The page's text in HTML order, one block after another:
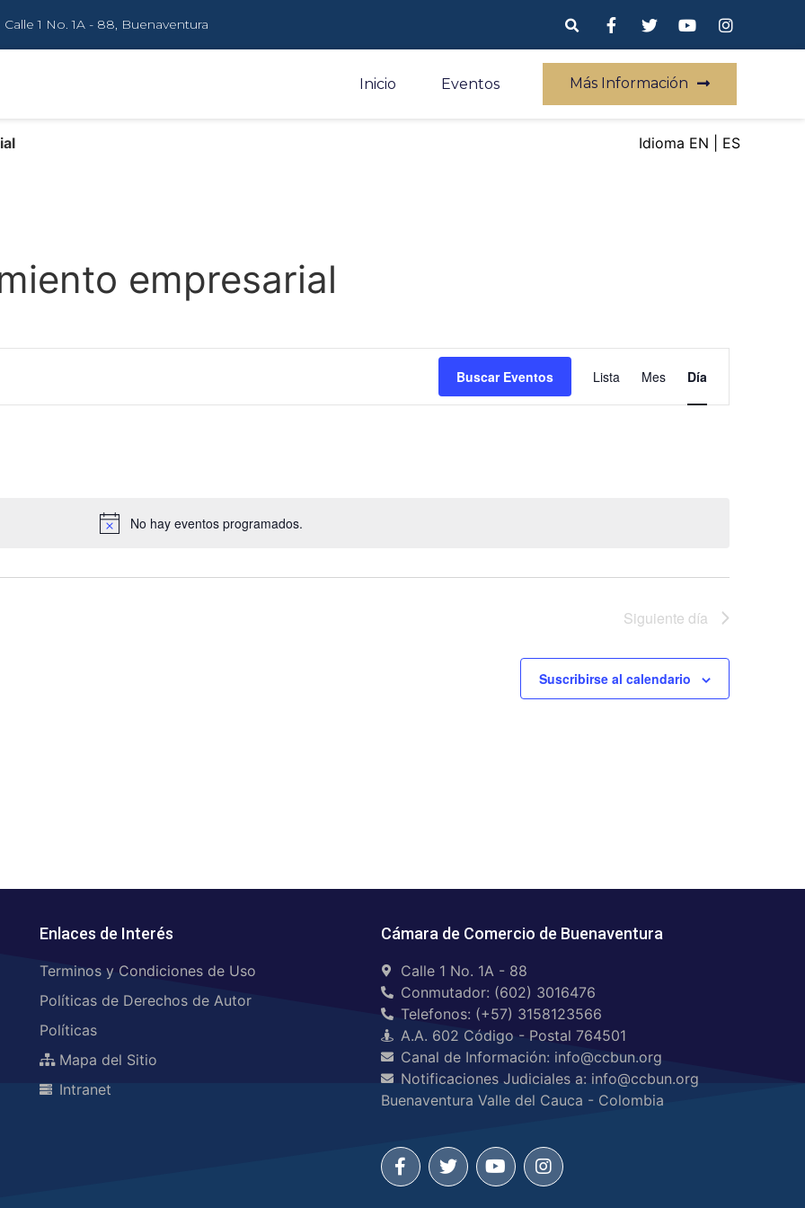
Calle 1 No. 1A - 88, Buenaventura
Inicio Eventos Más Información
EN ES
No hay eventos programados.
empresarial
Buscar Eventos
de
Lista Mes Día
Siguiente día
Suscribirse al calendario
Enlaces de Interés
Terminos y Condiciones de Uso
Políticas de Derechos de Autor
Políticas
Mapa del Sitio
Intranet
Cámara de Comercio de Buenaventura
Calle 1 No. 1A - 88
Conmutador: (602) 3016476
Telefonos: (+57) 3158123566
A.A. 602 Código - Postal 764501
Canal de Información: info@ccbun.org
Notificaciones Judiciales a: info@ccbun.org
Buenaventura Valle del Cauca - Colombia